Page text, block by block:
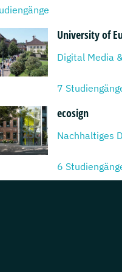
University of
7
ecosign
6